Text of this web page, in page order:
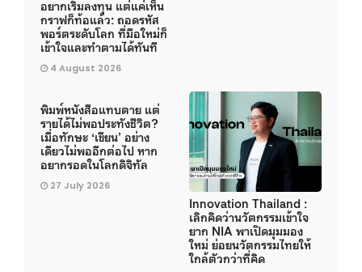
อยากเริ่มลงทุน แต่แค่เห็น
กราฟก็ท้อแล้ว: ถอดรหัส
พอร์ตระดับโลก ที่มือใหม่ก็
เข้าใจและทำตามได้ทันที
4 August 2026
พิมพ์หนังสือแทบตาย แต่
รายได้ไม่พอประทังชีวิต?
เมื่อทักษะ ‘เขียน’ อย่าง
เดียวไม่พออีกต่อไป หาก
อยากรอดในโลกดิจิทัล
27 July 2026
Innovation Thailand :
เลิกคิดว่านวัตกรรมเข้าใจ
ยาก NIA พาเปิดมุมมอง
ใหม่ ย่อยนวัตกรรมไทยให้
ใกล้ตัวกว่าที่คิด